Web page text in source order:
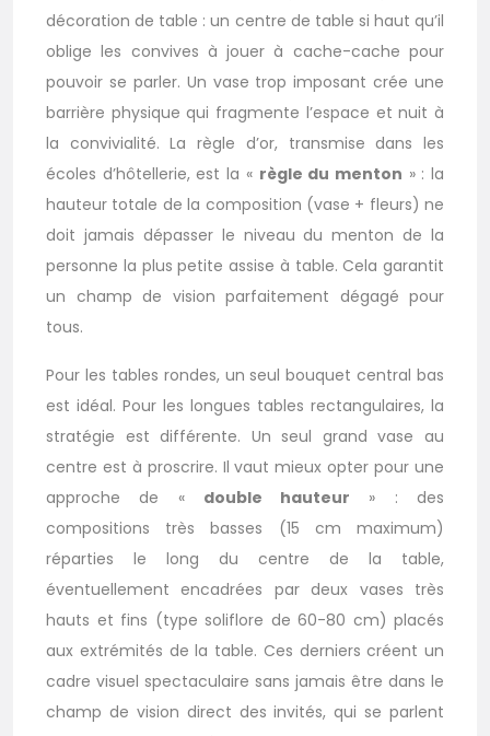
décoration de table : un centre de table si haut qu’il
oblige les convives à jouer à cache-cache pour
pouvoir se parler. Un vase trop imposant crée une
barrière physique qui fragmente l’espace et nuit à
la convivialité. La règle d’or, transmise dans les
écoles d’hôtellerie, est la « règle du menton » : la
hauteur totale de la composition (vase + fleurs) ne
doit jamais dépasser le niveau du menton de la
personne la plus petite assise à table. Cela garantit
un champ de vision parfaitement dégagé pour
tous.
Pour les tables rondes, un seul bouquet central bas
est idéal. Pour les longues tables rectangulaires, la
stratégie est différente. Un seul grand vase au
centre est à proscrire. Il vaut mieux opter pour une
approche de « double hauteur » : des
compositions très basses (15 cm maximum)
réparties le long du centre de la table,
éventuellement encadrées par deux vases très
hauts et fins (type soliflore de 60-80 cm) placés
aux extrémités de la table. Ces derniers créent un
cadre visuel spectaculaire sans jamais être dans le
champ de vision direct des invités, qui se parlent